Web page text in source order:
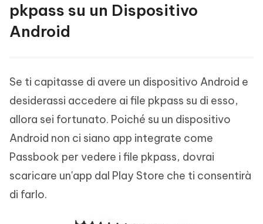
pkpass su un Dispositivo
Android
Se ti capitasse di avere un dispositivo Android e
desiderassi accedere ai file pkpass su di esso,
allora sei fortunato. Poiché su un dispositivo
Android non ci siano app integrate come
Passbook per vedere i file pkpass, dovrai
scaricare un'app dal Play Store che ti consentirà
di farlo.